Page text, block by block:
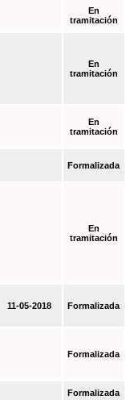
En
tramitación
En
tramitación
En
tramitación
Formalizada
En
tramitación
11-05-2018 Formalizada
Formalizada
Formalizada